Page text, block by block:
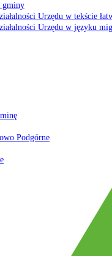
gminy
Urzędu w tekście
Urzędu w języku
Podgórne